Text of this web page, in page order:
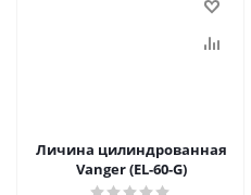
Личина цилиндрованная
Vanger (EL-60-G)